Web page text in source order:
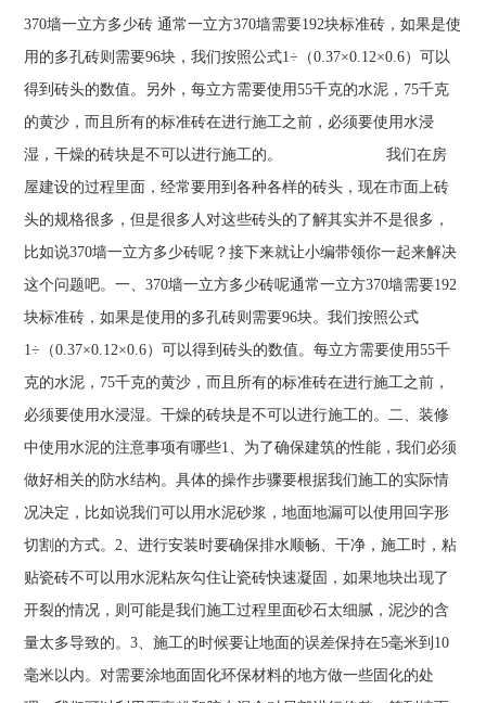
370墙一立方多少砖 通常一立方370墙需要192块标准砖，如果是使
用的多孔砖则需要96块，我们按照公式1÷（0.37×0.12×0.6）可以
得到砖头的数值。另外，每立方需要使用55千克的水泥，75千克
的黄沙，而且所有的标准砖在进行施工之前，必须要使用水浸
湿，干燥的砖块是不可以进行施工的。 我们在房
屋建设的过程里面，经常要用到各种各样的砖头，现在市面上砖
头的规格很多，但是很多人对这些砖头的了解其实并不是很多，
比如说370墙一立方多少砖呢？接下来就让小编带领你一起来解决
这个问题吧。一、370墙一立方多少砖呢通常一立方370墙需要192
块标准砖，如果是使用的多孔砖则需要96块。我们按照公式
1÷（0.37×0.12×0.6）可以得到砖头的数值。每立方需要使用55千
克的水泥，75千克的黄沙，而且所有的标准砖在进行施工之前，
必须要使用水浸湿。干燥的砖块是不可以进行施工的。二、装修
中使用水泥的注意事项有哪些1、为了确保建筑的性能，我们必须
做好相关的防水结构。具体的操作步骤要根据我们施工的实际情
况决定，比如说我们可以用水泥砂浆，地面地漏可以使用回字形
切割的方式。2、进行安装时要确保排水顺畅、干净，施工时，粘
贴瓷砖不可以用水泥粘灰勾住让瓷砖快速凝固，如果地块出现了
开裂的情况，则可能是我们施工过程里面砂石太细腻，泥沙的含
量太多导致的。3、施工的时候要让地面的误差保持在5毫米到10
毫米以内。对需要涂地面固化环保材料的地方做一些固化的处